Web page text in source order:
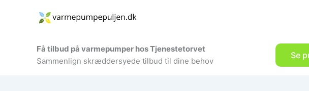
Få tilbud på varmepumper hos Tjenestetorvet
Sammenlign skræddersyede tilbud til dine behov
Se